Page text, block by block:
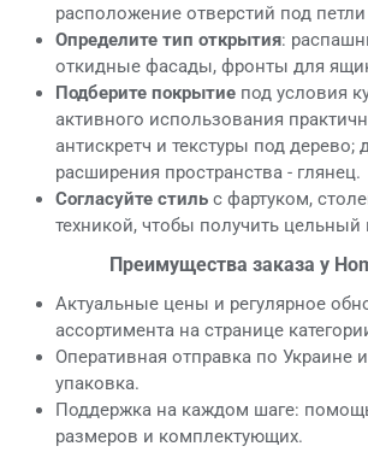
расположение отверстий под петли
Определите тип открытия:
откидные фасады, фронты для
Подберите покрытие под условия
активного использования
антискретч и текстуры под дерево;
расширения пространства - глянец.
Согласуйте стиль с фартуком,
техникой, чтобы получить цельный
Преимущества заказа у
Актуальные цены и регулярное
ассортимента на странице
Оперативная отправка по Украине
упаковка.
Поддержка на каждом шаге:
размеров и комплектующих.